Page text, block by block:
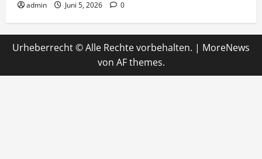
admin Juni 5, 2026 0
Urheberrecht © Alle Rechte vorbehalten. | MoreNews
von AF themes.